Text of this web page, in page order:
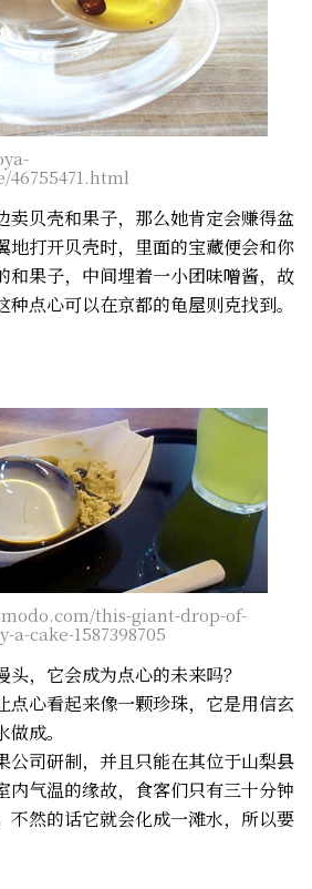
卖贝壳和果子，那么她肯定会赚得盆
地打开贝壳时，里面的宝藏便会和你
和果子，中间埋着一小团味噌酱，故
点心可以在京都的龟屋则克找到。
this-giant-drop-of-
cake-1587398705
，它会成为点心的未来吗？
点心看起来像一颗珍珠，它是用信玄
成。
公司研制，并且只能在其位于山梨县
内气温的缘故，食客们只有三十分钟
不然的话它就会化成一滩水，所以要